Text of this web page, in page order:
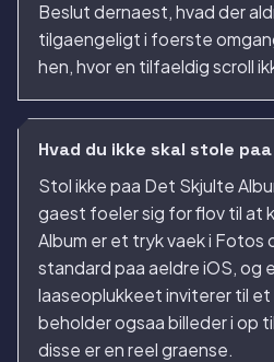
Beslut dernaest, hvad der
tilgaengeligt i foerste
hen, hvor en tilfaeldig scroll
Hvad du ikke skal stole paa
Stol ikke paa Det Skjulte
gaest foeler sig for flov til at
Album er et tryk vaek i Fotos
standard paa aeldre iOS,
laaseoplukkeet inviterer til
beholder ogsaa billeder i op
disse er en reel graense.